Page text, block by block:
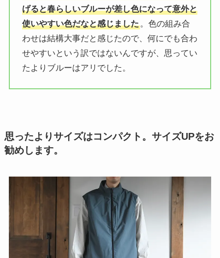
げると春らしいブルーが差し色になって意外と
使いやすい色だなと感じました。色の組み合
わせは結構大事だと感じたので、何にでも合わ
せやすいという訳ではないんですが、思ってい
たよりブルーはアリでした。
思ったよりサイズはコンパクト。サイズUPをお
勧めします。